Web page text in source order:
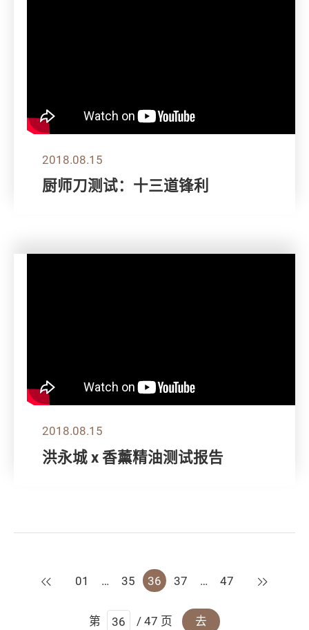
2018.08.15
厨师刀测试：十三道锋利
2018.08.15
洪永城 x 香薰精油测试报告
上一页
01 … 35 36 37 … 47 下一页
第 / 47 页 去